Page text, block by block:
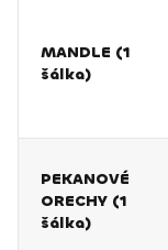
MANDLE (1
šálka)
PEKANOVÉ
ORECHY (1
šálka)